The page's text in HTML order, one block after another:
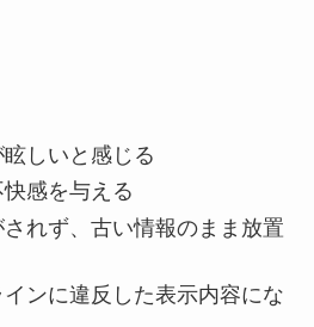
しいと感じる
感を与える
れず、古い情報のまま放置
ンに違反した表示内容にな